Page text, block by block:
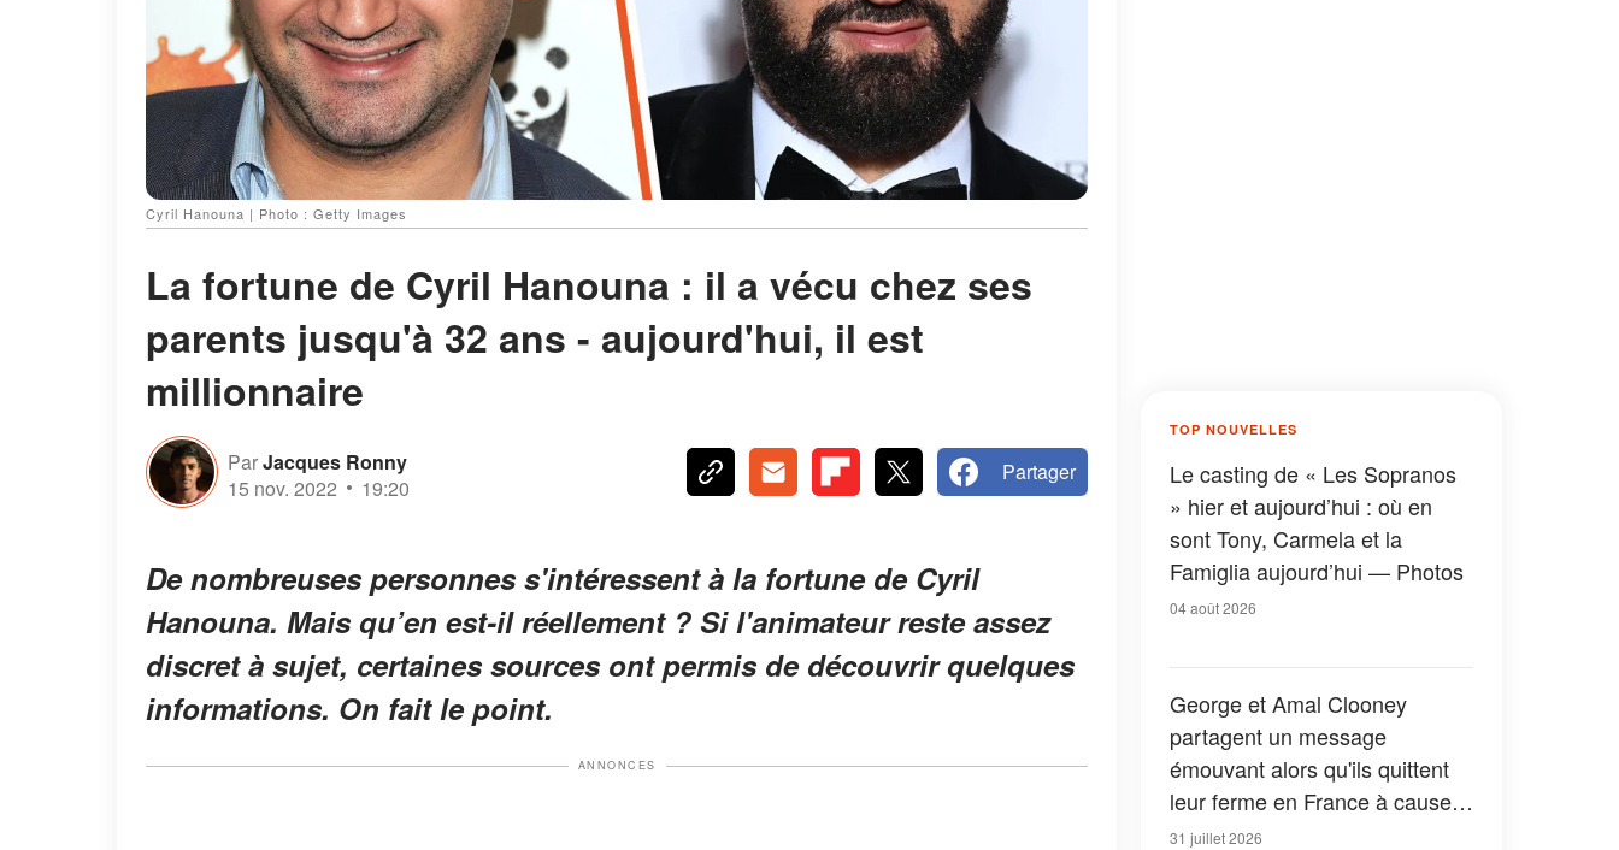
Cyril Hanouna | Photo : Getty Images
La fortune de Cyril Hanouna : il a vécu chez ses
parents jusqu'à 32 ans - aujourd'hui, il est
millionnaire
ParJacques Ronny
15 nov. 2022
19:20
Partager
De nombreuses personnes s'intéressent à la fortune de Cyril
Hanouna. Mais qu’en est-il réellement ? Si l'animateur reste assez
discret à sujet, certaines sources ont permis de découvrir quelques
informations. On fait le point.
ANNONCES
TOP NOUVELLES
Le casting de « Les Sopranos
» hier et aujourd’hui : où en
sont Tony, Carmela et la
Famiglia aujourd’hui — Photos
04 août 2026
George et Amal Clooney
partagent un message
émouvant alors qu'ils quittent
leur ferme en France à cause
des feux de forêt — Tous les
31 juillet 2026